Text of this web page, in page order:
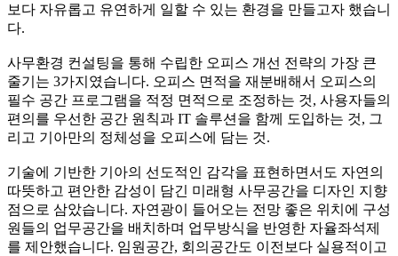
보다 자유롭고 유연하게 일할 수 있는 환경을 만들고자 했습니
다.
사무환경 컨설팅을 통해 수립한 오피스 개선 전략의 가장 큰
줄기는 3가지였습니다. 오피스 면적을 재분배해서 오피스의
필수 공간 프로그램을 적정 면적으로 조정하는 것, 사용자들의
편의를 우선한 공간 원칙과 IT 솔루션을 함께 도입하는 것, 그
리고 기아만의 정체성을 오피스에 담는 것.
기술에 기반한 기아의 선도적인 감각을 표현하면서도 자연의
따뜻하고 편안한 감성이 담긴 미래형 사무공간을 디자인 지향
점으로 삼았습니다. 자연광이 들어오는 전망 좋은 위치에 구성
원들의 업무공간을 배치하며 업무방식을 반영한 자율좌석제
를 제안했습니다. 임원공간, 회의공간도 이전보다 실용적이고